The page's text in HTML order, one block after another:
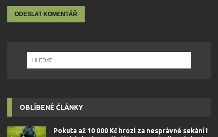
OBLÍBENÉ ČLÁNKY
Pokuta až 10 000 Kč hrozí za nesprávné sekání i